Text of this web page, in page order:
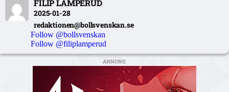
FILIP LAMPERUD
2025-01-28
redaktionen@bollsvenskan.se
Follow @bollsvenskan
Follow @filiplamperud
ANNONS: